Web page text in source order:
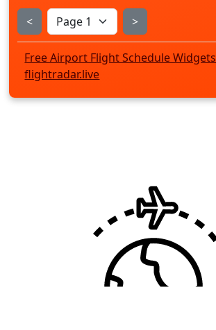
< >
Free Airport Flight Schedule Widgets
flightradar.live